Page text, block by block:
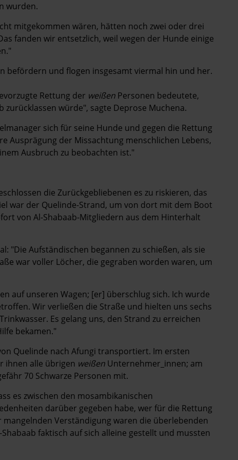
wurden.
mitgekommen wären, hätten noch zwei oder drei
fanden wir entsetzlich, weil wegen der Hunde einige
befördern und flogen insgesamt viermal hin und her.
Rettung der weißen Personen bedeutete,
zurücklassen würde", sagte Deprose Muchena.
sich für seine Hunde und gegen die Rettung
Ausprägung der Missachtung menschlichen Lebens,
Ausbruch zu beobachten ist."
die Zurückgebliebenen es zu riskieren, das
war der Quelinde-Strand, um von dort mit dem Boot
von Al-Shabaab-Mitgliedern aus dem Hinterhalt
"Die Aufständischen begannen zu schießen, als sie
war voller Löcher, die gegraben worden waren, um
auf unseren Wagen; [er] überschlug sich. Ich wurde
Wir verließen die Straße und hielten uns sechs
Es gelang uns, den Strand zu erreichen
bekamen."
Quelinde nach Afungi transportiert. Im ersten
ihnen alle übrigen weißen Unternehmer_innen; am
70 Schwarze Personen mit.
es zwischen den mosambikanischen
darüber gegeben habe, wer für die Rettung
Verständigung waren die überlebenden
faktisch auf sich alleine gestellt und mussten